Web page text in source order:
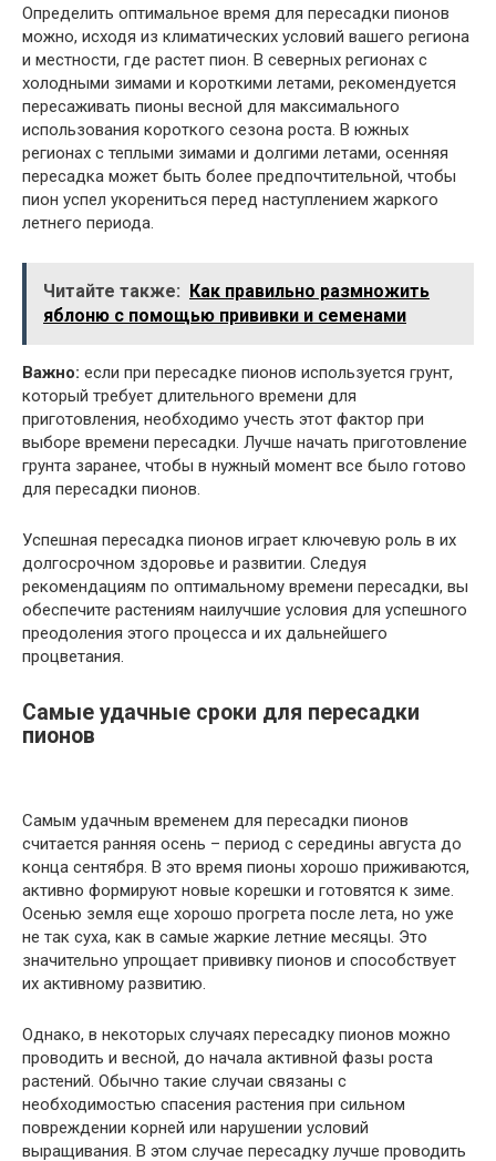
Определить оптимальное время для пересадки пионов
можно, исходя из климатических условий вашего региона
и местности, где растет пион. В северных регионах с
холодными зимами и короткими летами, рекомендуется
пересаживать пионы весной для максимального
использования короткого сезона роста. В южных
регионах с теплыми зимами и долгими летами, осенняя
пересадка может быть более предпочтительной, чтобы
пион успел укорениться перед наступлением жаркого
летнего периода.
Читайте также: Как правильно размножить
яблоню с помощью прививки и семенами
Важно: если при пересадке пионов используется грунт,
который требует длительного времени для
приготовления, необходимо учесть этот фактор при
выборе времени пересадки. Лучше начать приготовление
грунта заранее, чтобы в нужный момент все было готово
для пересадки пионов.
Успешная пересадка пионов играет ключевую роль в их
долгосрочном здоровье и развитии. Следуя
рекомендациям по оптимальному времени пересадки, вы
обеспечите растениям наилучшие условия для успешного
преодоления этого процесса и их дальнейшего
процветания.
Самые удачные сроки для пересадки
пионов
Самым удачным временем для пересадки пионов
считается ранняя осень – период с середины августа до
конца сентября. В это время пионы хорошо приживаются,
активно формируют новые корешки и готовятся к зиме.
Осенью земля еще хорошо прогрета после лета, но уже
не так суха, как в самые жаркие летние месяцы. Это
значительно упрощает прививку пионов и способствует
их активному развитию.
Однако, в некоторых случаях пересадку пионов можно
проводить и весной, до начала активной фазы роста
растений. Обычно такие случаи связаны с
необходимостью спасения растения при сильном
повреждении корней или нарушении условий
выращивания. В этом случае пересадку лучше проводить